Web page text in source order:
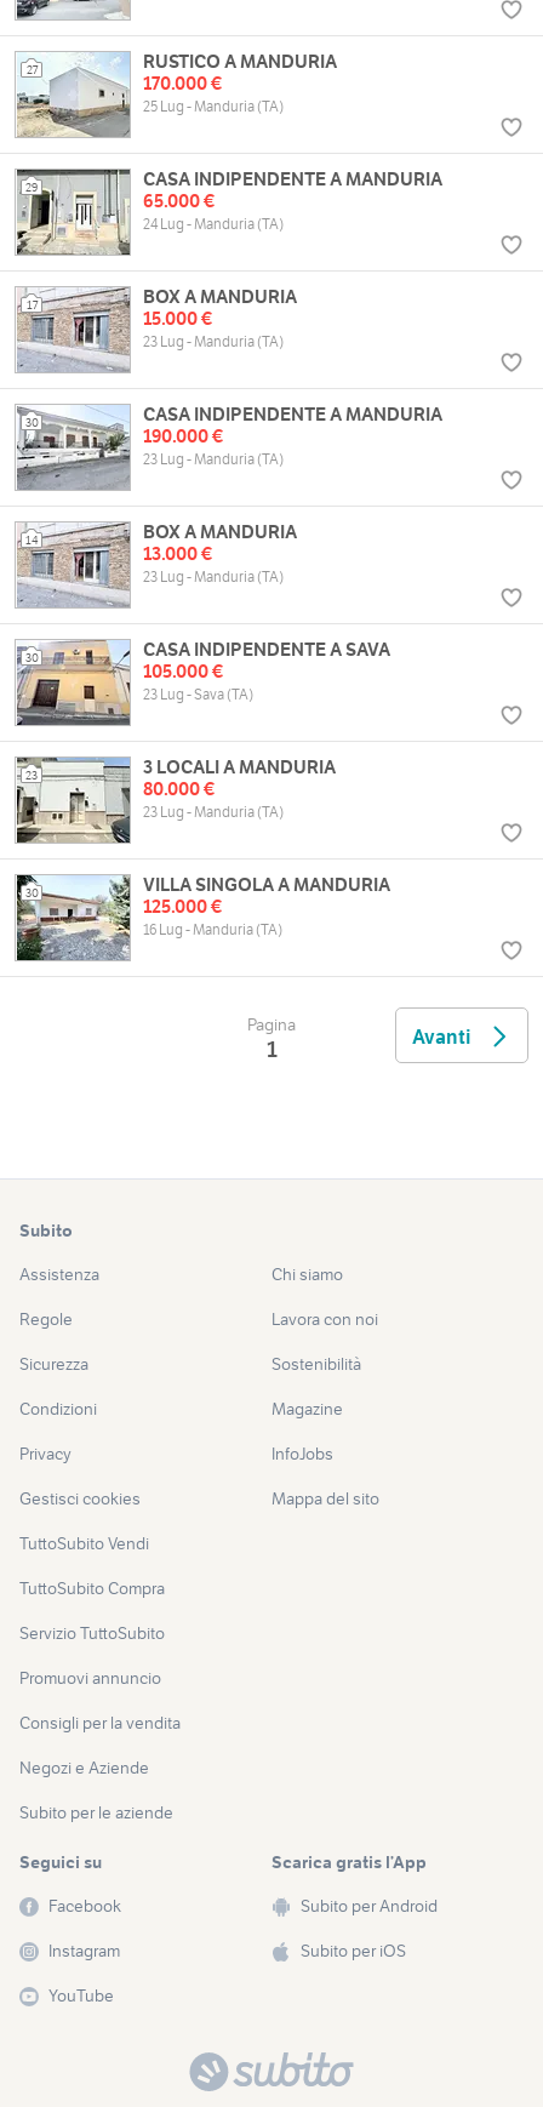
27
RUSTICO A MANDURIA
170.000 €
25 Lug - Manduria (TA)
29
CASA INDIPENDENTE A MANDURIA
65.000 €
24 Lug - Manduria (TA)
17
BOX A MANDURIA
15.000 €
23 Lug - Manduria (TA)
30
CASA INDIPENDENTE A MANDURIA
190.000 €
23 Lug - Manduria (TA)
14
BOX A MANDURIA
13.000 €
23 Lug - Manduria (TA)
30
CASA INDIPENDENTE A SAVA
105.000 €
23 Lug - Sava (TA)
23
3 LOCALI A MANDURIA
80.000 €
23 Lug - Manduria (TA)
30
VILLA SINGOLA A MANDURIA
125.000 €
16 Lug - Manduria (TA)
Pagina
1 Avanti
Subito
Assistenza
Regole
Sicurezza
Condizioni
Privacy
Gestisci cookies
TuttoSubito Vendi
TuttoSubito Compra
Servizio TuttoSubito
Promuovi annuncio
Consigli per la vendita
Negozi e Aziende
Subito per le aziende
Chi siamo
Lavora con noi
Sostenibilità
Magazine
InfoJobs
Mappa del sito
Seguici su
Facebook
Instagram
YouTube
Scarica gratis l’App
Subito per Android
Subito per iOS